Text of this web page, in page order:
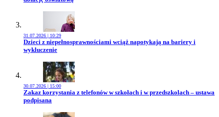
31.07.2026 | 10:29
Przejdź do artykułu:
Dzieci z niepełnosprawnościami wciąż napotykają na bariery i
wykluczenie
30.07.2026 | 15:00
Przejdź do artykułu:
Zakaz korzystania z telefonów w szkołach i w przedszkolach – ustawa
podpisana